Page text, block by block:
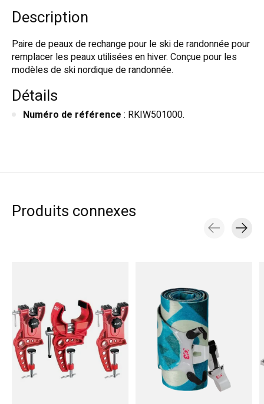
Description
Paire de peaux de rechange pour le ski de randonnée pour
remplacer les peaux utilisées en hiver. Conçue pour les
modèles de ski nordique de randonnée.
Détails
Numéro de référence : RKIW501000.
Produits connexes